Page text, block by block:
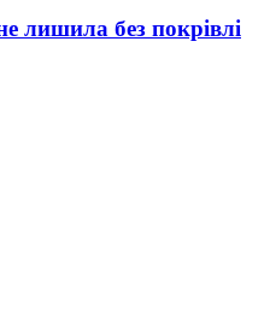
лишила без покрівлі